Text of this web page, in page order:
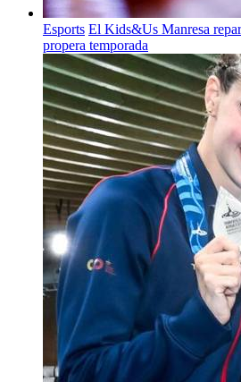
Esports El Kids&Us Manresa
propera temporada